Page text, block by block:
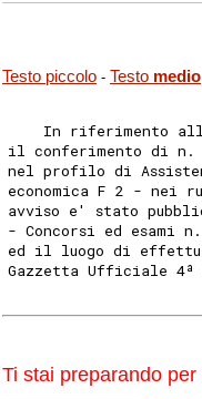
Testo piccolo - Testo medio
In riferimento
il conferimento di n.
nel profilo di
economica F 2 - nei
avviso e' stato
- Concorsi ed esami
ed il luogo di
Gazzetta Ufficiale
Ti stai preparando